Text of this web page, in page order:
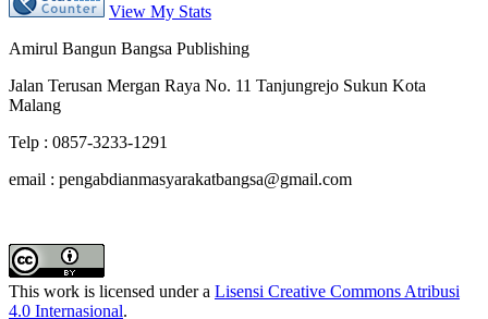
View My Stats
Amirul Bangun Bangsa Publishing
Jalan Terusan Mergan Raya No. 11 Tanjungrejo Sukun Kota
Malang
Telp : 0857-3233-1291
email : pengabdianmasyarakatbangsa@gmail.com
This work is licensed under a Lisensi Creative Commons Atribusi
4.0 Internasional.